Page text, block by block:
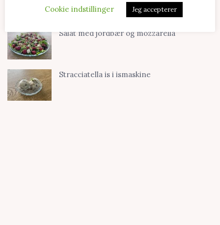
Salat med jordbær og mozzarella
Stracciatella is i ismaskine
Cookie indstillinger
Jeg accepterer